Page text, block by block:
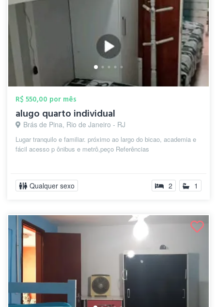
R$ 550,00 por mês
alugo quarto individual
Brás de Pina, Rio de Janeiro - RJ
Lugar tranquilo e familiar. próximo ao largo do bicao, academia e
fácil acesso p ônibus e metrô,peço Referências
Qualquer sexo 2 1